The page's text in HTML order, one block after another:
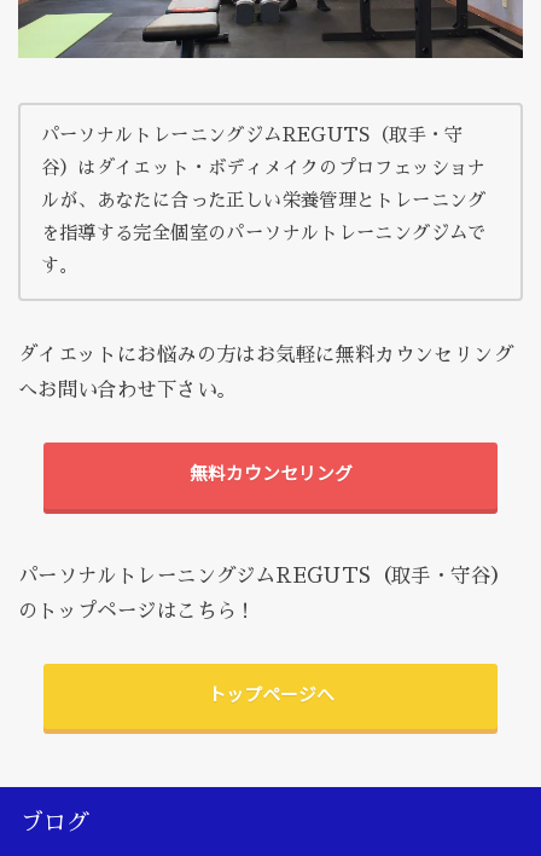
パーソナルトレーニングジムREGUTS（取手・守
谷）はダイエット・ボディメイクのプロフェッショナ
ルが、あなたに合った正しい栄養管理とトレーニング
を指導する完全個室のパーソナルトレーニングジムで
す。
ダイエットにお悩みの方はお気軽に無料カウンセリング
へお問い合わせ下さい。
無料カウンセリング
パーソナルトレーニングジムREGUTS（取手・守谷）
のトップページはこちら！
トップページへ
ブログ